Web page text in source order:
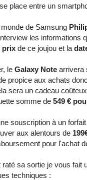
place entre un
de Samsung
les informations
prix de ce joujou et la
le Galaxy Note arrivera
propice aux achats
sera un cadeau
somme de 549 €
souscription à un
aux alentours de
pour l'achat
sa sortie je vous fait
techniques :